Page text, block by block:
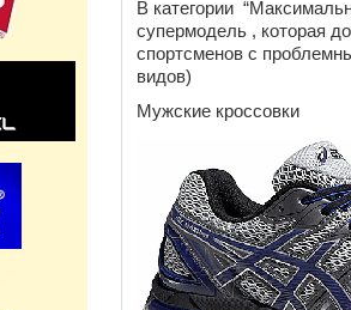
В категории
супермодель , которая
спортсменов с
видов)
Мужские кроссовки